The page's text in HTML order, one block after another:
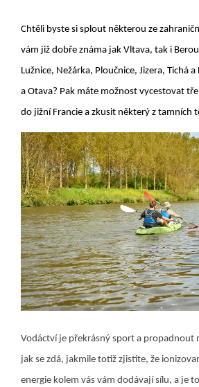
Chtěli byste si splout některou ze
vám již dobře známa jak Vltava, tak i
Lužnice, Nežárka, Ploučnice, Jizera, Tichá
a Otava? Pak máte možnost vycestovat
do jižní Francie a zkusit některý z tamních
Vodáctví je překrásný sport a propadnout
jak se zdá, jakmile totiž zjistíte, že
energie kolem vás vám dodávají sílu, a je